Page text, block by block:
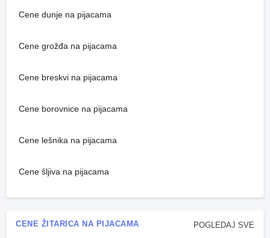
Cene dunje na pijacama
Cene grožđa na pijacama
Cene breskvi na pijacama
Cene borovnice na pijacama
Cene lešnika na pijacama
Cene šljiva na pijacama
POGLEDAJ SVE
CENE ŽITARICA NA PIJACAMA